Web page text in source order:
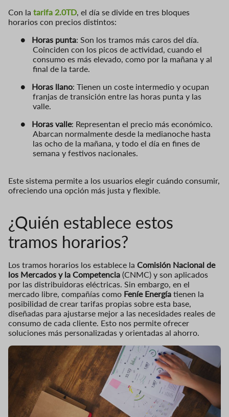
Con la tarifa 2.0TD, el día se divide en tres bloques
horarios con precios distintos:
●
Horas punta: Son los tramos más caros del día.
Coinciden con los picos de actividad, cuando el
consumo es más elevado, como por la mañana y al
final de la tarde.
●
Horas llano: Tienen un coste intermedio y ocupan
franjas de transición entre las horas punta y las
valle.
●
Horas valle: Representan el precio más económico.
Abarcan normalmente desde la medianoche hasta
las ocho de la mañana, y todo el día en fines de
semana y festivos nacionales.
Este sistema permite a los usuarios elegir cuándo consumir,
ofreciendo una opción más justa y flexible.
¿Quién establece estos
tramos horarios?
Los tramos horarios los establece la Comisión Nacional de
los Mercados y la Competencia (CNMC) y son aplicados
por las distribuidoras eléctricas. Sin embargo, en el
mercado libre, compañías como Feníe Energía tienen la
posibilidad de crear tarifas propias sobre esta base,
diseñadas para ajustarse mejor a las necesidades reales de
consumo de cada cliente. Esto nos permite ofrecer
soluciones más personalizadas y orientadas al ahorro.